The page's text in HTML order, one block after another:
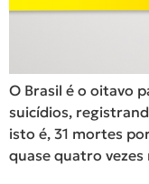
O Brasil é o oitavo
suicídios,
isto é, 31 mortes
quase quatro